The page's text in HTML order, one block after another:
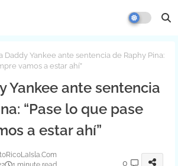
Daddy Yankee ante sentencia de Raphy Pina:
vamos a estar ahí”
Yankee ante sentencia
“Pase lo que pase
a estar ahí”
0